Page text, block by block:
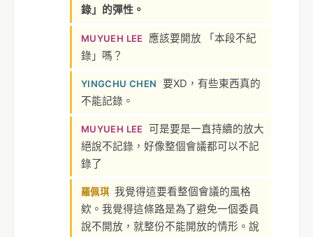
錄」的彈性。
MUYUEH LEE
應該要開放 「本段不紀
錄」嗎？
YINGCHU CHEN
要XD，有些東西真的
不能記錄。
MUYUEH LEE 可是要是一直持續的放大
絕說不記錄，好像整個會議都可以不記
錄了
羅佩琪 我覺得這要看整個會議的風格
欸。我覺得這條路是為了避免一個委員
說不開放，就整份不能開放的情形。說